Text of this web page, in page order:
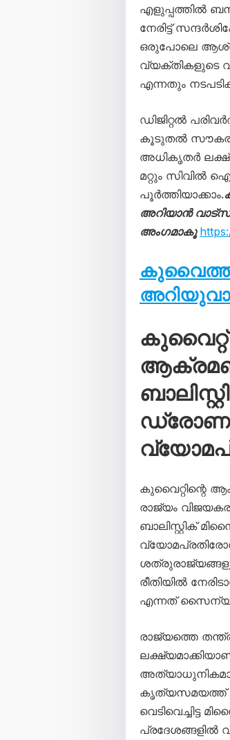
എളുപ്പത്തിൽ
നേരിട്ട്
ഒരുപോലെ
വ്യക്തികളുടെ
എന്നതും
ഡിജിറ്റൽ
കൂടുതൽ
അധികൃതർ
മറ്റും സിവിൽ
പൂർത്തിയാക്കാം.
അറിയാൻ
അംഗമാകൂ
കുവൈറ്റിന്റെ
രാജ്യം
ബാലിസ്റ്റിക്
രീതിയിൽ
എന്നത്
രാജ്യത്തെ
കൃത്യസമയത്ത്
പ്രദേശങ്ങളിൽ